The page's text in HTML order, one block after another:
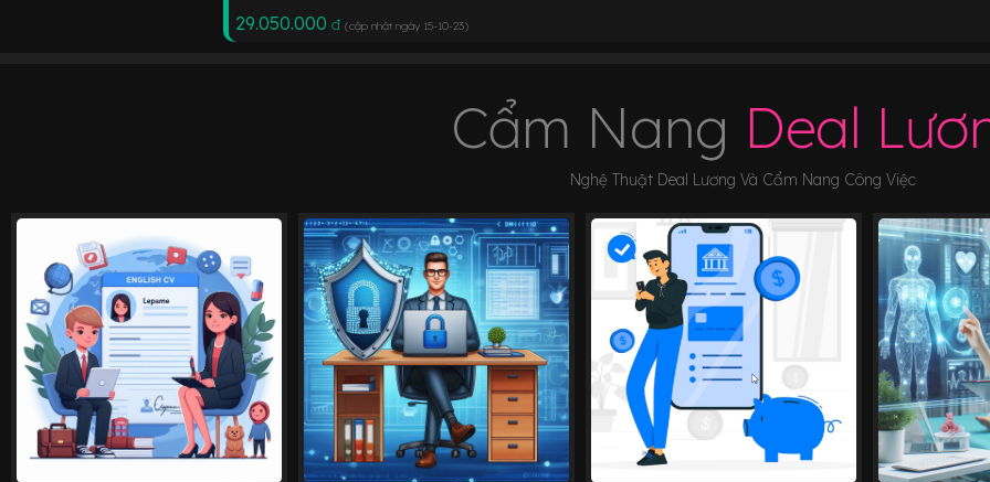
29.050.000 đ (cập nhật ngày 15-10-23)
Cẩm Nang Deal
Nghệ Thuật Deal Lương Và Cẩm Nang Công Việc